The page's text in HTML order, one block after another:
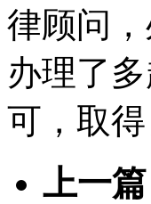
律顾问
办理了
可，取得
上一篇